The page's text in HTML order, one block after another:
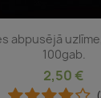
abpusējā
100gab.
2,50 €